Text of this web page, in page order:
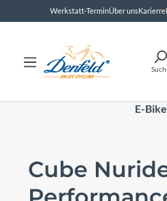
springenWerkstatt-TerminÜber unsKarierre
E-
Cube